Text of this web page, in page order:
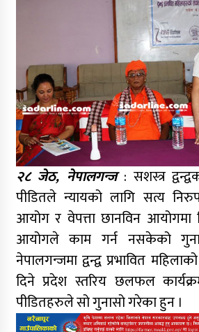
२८ जेठ, नेपालगन्ज: सशस्त्र
पीडितले न्यायको लागि सत्य
आयोग र वेपत्ता छानविन आयोगमा
आयोगले काम गर्न नसकेको
नेपालगन्जमा द्वन्द्व प्रभावित
दिने प्रदेश स्तरिय छलफल
पीडितहरुले सो गुनासो गरेका हुन ।